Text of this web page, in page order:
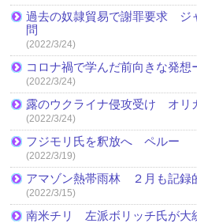
過去の奴隷貿易で謝罪要求
問
(2022/3/24)
コロナ禍で学んだ前向きな発想
(2022/3/24)
露のウクライナ侵攻受け オリ
(2022/3/24)
フジモリ氏を釈放へ ペルー
(2022/3/19)
アマゾン熱帯雨林 ２月も記
(2022/3/15)
南米チリ 左派ボリッチ氏が大